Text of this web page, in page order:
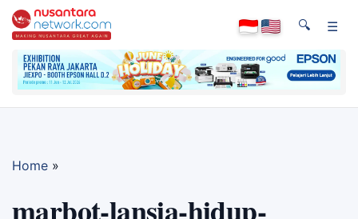
🔍 ☰
Home »
marbot-lansia-hidup-